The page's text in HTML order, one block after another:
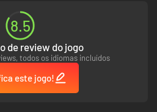
8.5
de review do jogo
todos os idiomas incluídos
este jogo!